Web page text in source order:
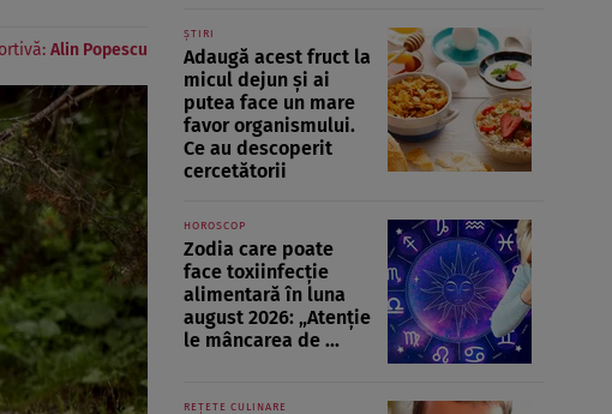
Alin Popescu
ȘTIRI
Adaugă acest fruct la
micul dejun și ai
putea face un mare
favor organismului.
Ce au descoperit
cercetătorii
HOROSCOP
Zodia care poate
face toxiinfecție
alimentară în luna
august 2026: „Atenție
le mâncarea de ...
REȚETE CULINARE